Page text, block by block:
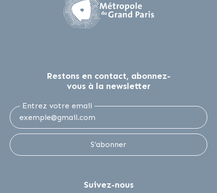
Restons en contact, abonnez-
vous à la newsletter
Entrez votre email
S’abonner
Suivez-nous